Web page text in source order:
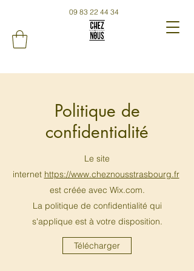
09 83 22 44 34
Politique de
confidentialité
Le site
internet https://www.cheznousstrasbourg.fr
est créée avec Wix.com.
La politique de confidentialité qui
s'applique est à votre disposition.
Télécharger